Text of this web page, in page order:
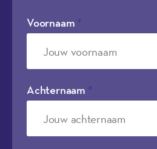
Voornaam
Achternaam